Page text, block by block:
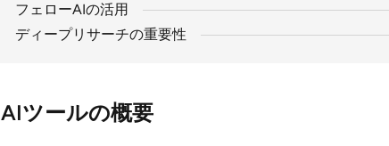
フェローAIの活用
ディープリサーチの重要性
AIツールの概要